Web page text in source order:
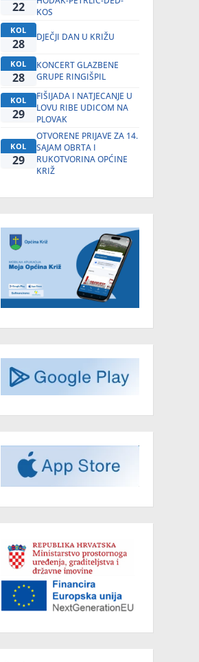
22
KOS
KOL
28 DJEČJI DAN U KRIŽU
KOL
28
KONCERT GLAZBENE
GRUPE RINGIŠPIL
KOL
29
FIŠIJADA I NATJECANJE U
LOVU RIBE UDICOM NA
PLOVAK
KOL
29
OTVORENE PRIJAVE ZA 14.
SAJAM OBRTA I
RUKOTVORINA OPĆINE
KRIŽ